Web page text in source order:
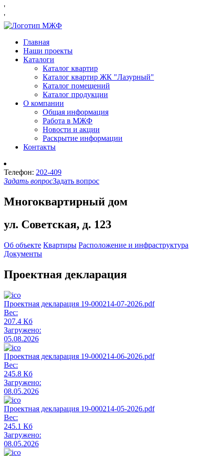
'
'
Главная
Наши проекты
Каталоги
Каталог квартир
Каталог квартир ЖК "Лазурный"
Каталог помещений
Каталог продукции
О компании
Общая информация
Работа в МЖФ
Новости и акции
Раскрытие информации
Контакты
Телефон: 202-409
Задать вопросЗадать вопрос
Многоквартирный дом
ул. Советская, д. 123
Об объекте Квартиры Расположение и инфраструктура
Документы
Проектная декларация
Проектная декларация 19-000214-07-2026.pdf
Вес:
207.4 Кб
Загружено:
05.08.2026
Проектная декларация 19-000214-06-2026.pdf
Вес:
245.8 Кб
Загружено:
08.05.2026
Проектная декларация 19-000214-05-2026.pdf
Вес:
245.1 Кб
Загружено:
08.05.2026